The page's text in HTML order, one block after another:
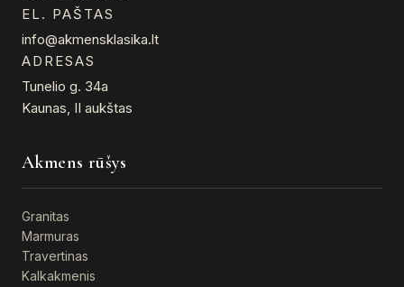
EL. PAŠTAS
info@akmensklasika.lt
ADRESAS
Tunelio g. 34a
Kaunas, II aukštas
Akmens rūšys
Granitas
Marmuras
Travertinas
Kalkakmenis